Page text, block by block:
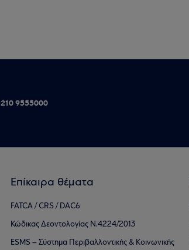
210 9555000
Επίκαιρα θέματα
FATCA / CRS / DAC6
Κώδικας Δεοντολογίας Ν.4224/2013
ESMS – Σύστημα Περιβαλλοντικής & Κοινωνικής